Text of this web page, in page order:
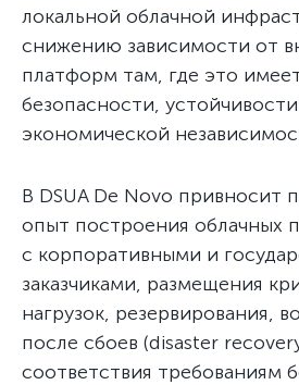
локальной облачной
снижению зависимости от
платформ там, где это
безопасности,
экономической
В DSUA De Novo привносит
опыт построения облачных
с корпоративными и
заказчиками, размещения
нагрузок, резервирования,
после сбоев (disaster
соответствия требованиям